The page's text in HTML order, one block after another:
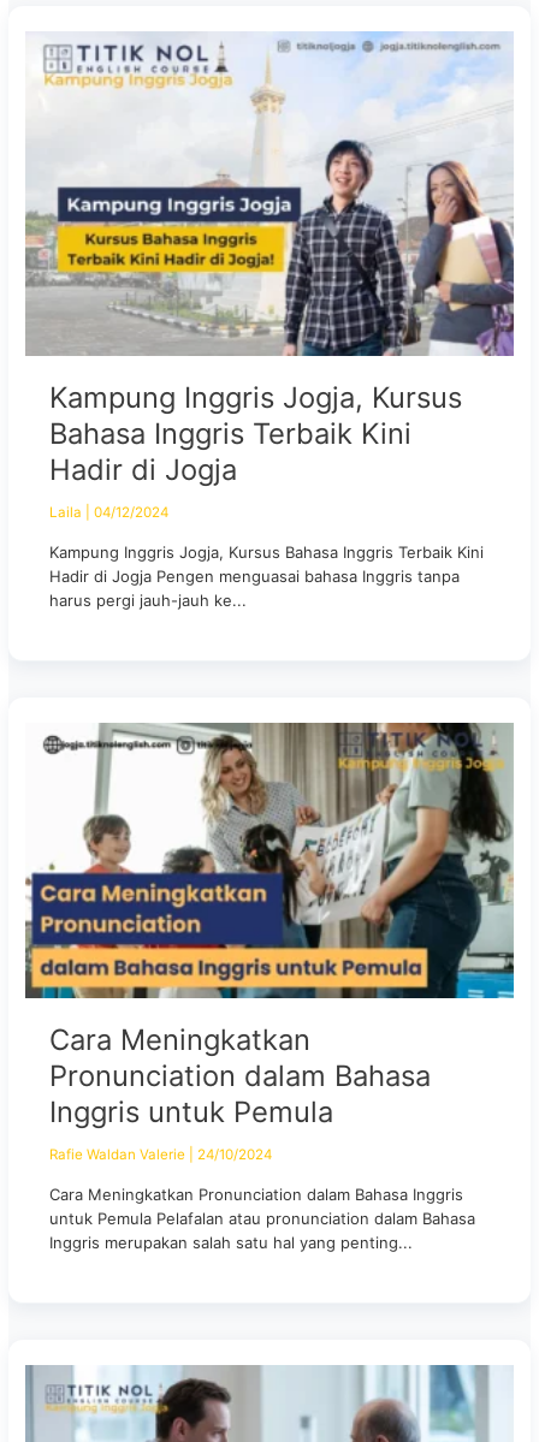
Kampung Inggris Jogja, Kursus
Bahasa Inggris Terbaik Kini
Hadir di Jogja
Laila |04/12/2024
Kampung Inggris Jogja, Kursus Bahasa Inggris Terbaik Kini
Hadir di Jogja Pengen menguasai bahasa Inggris tanpa
harus pergi jauh-jauh ke...
Cara Meningkatkan
Pronunciation dalam Bahasa
Inggris untuk Pemula
Rafie Waldan Valerie 24/10/2024
Cara Meningkatkan Pronunciation dalam Bahasa Inggris
untuk Pemula Pelafalan atau pronunciation dalam Bahasa
Inggris merupakan salah satu hal yang penting...